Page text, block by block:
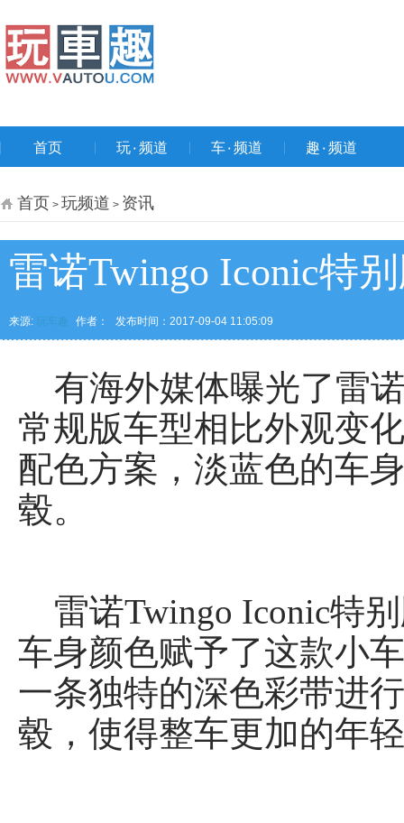
首页 玩۰频道 车۰频道 趣۰频道
首页 > 玩频道 > 资讯
雷诺Twingo Iconic特
来源: 玩车趣 作者： 发布时间：2017-09-04 11:05:09
有海外媒体曝光了雷
常规版车型相比外观变
配色方案，淡蓝色的车
毂。
雷诺Twingo Iconic特
车身颜色赋予了这款小
一条独特的深色彩带进
毂，使得整车更加的年